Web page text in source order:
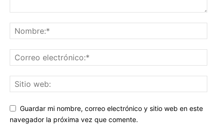
Guardar mi nombre, correo electrónico y sitio web en este
navegador la próxima vez que comente.